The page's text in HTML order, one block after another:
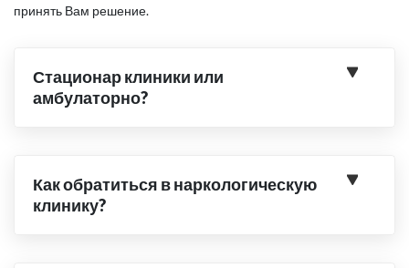
принять Вам решение.
Стационар клиники или
амбулаторно?
Как обратиться в наркологическую
клинику?